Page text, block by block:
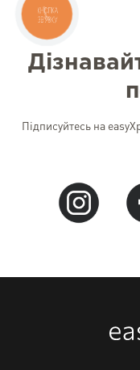
Підписуйтесь на
КНОПКА
ЗВ'ЯЗКУ